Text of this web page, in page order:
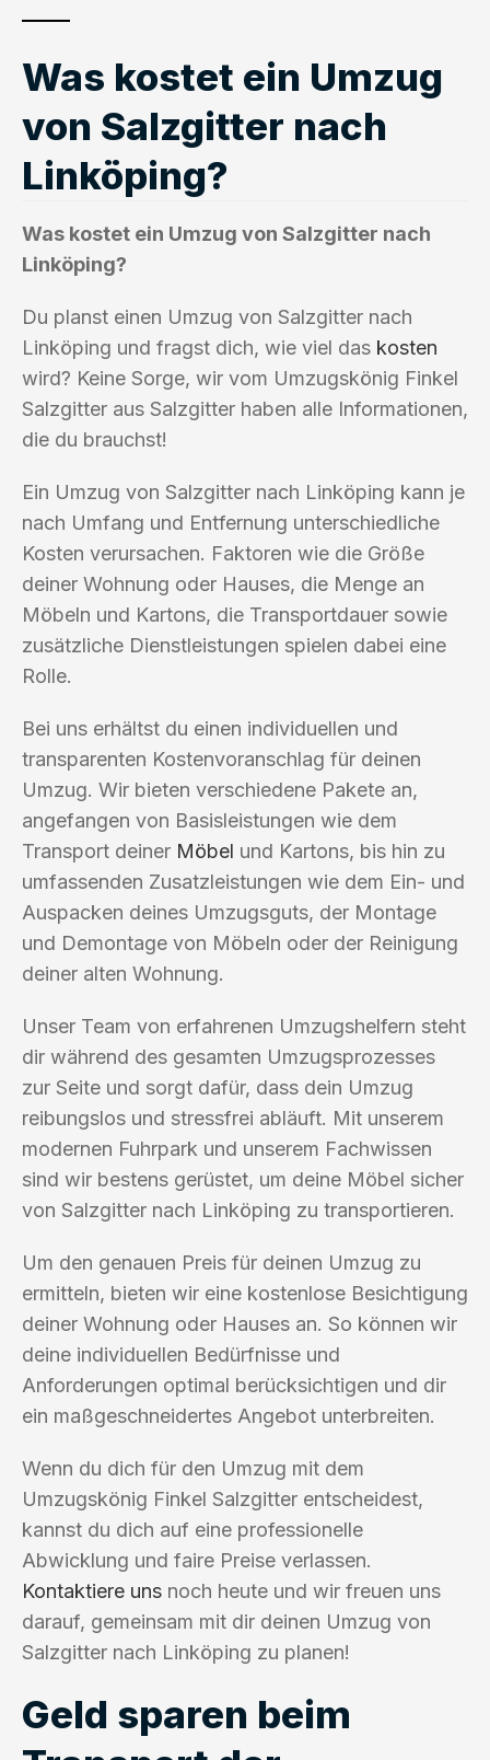
Was kostet ein Umzug
von Salzgitter nach
Linköping?
Was kostet ein Umzug von Salzgitter nach
Linköping?
Du planst einen Umzug von Salzgitter nach
Linköping und fragst dich, wie viel das kosten
wird? Keine Sorge, wir vom Umzugskönig Finkel
Salzgitter aus Salzgitter haben alle Informationen,
die du brauchst!
Ein Umzug von Salzgitter nach Linköping kann je
nach Umfang und Entfernung unterschiedliche
Kosten verursachen. Faktoren wie die Größe
deiner Wohnung oder Hauses, die Menge an
Möbeln und Kartons, die Transportdauer sowie
zusätzliche Dienstleistungen spielen dabei eine
Rolle.
Bei uns erhältst du einen individuellen und
transparenten Kostenvoranschlag für deinen
Umzug. Wir bieten verschiedene Pakete an,
angefangen von Basisleistungen wie dem
Transport deiner Möbel und Kartons, bis hin zu
umfassenden Zusatzleistungen wie dem Ein- und
Auspacken deines Umzugsguts, der Montage
und Demontage von Möbeln oder der Reinigung
deiner alten Wohnung.
Unser Team von erfahrenen Umzugshelfern steht
dir während des gesamten Umzugsprozesses
zur Seite und sorgt dafür, dass dein Umzug
reibungslos und stressfrei abläuft. Mit unserem
modernen Fuhrpark und unserem Fachwissen
sind wir bestens gerüstet, um deine Möbel sicher
von Salzgitter nach Linköping zu transportieren.
Um den genauen Preis für deinen Umzug zu
ermitteln, bieten wir eine kostenlose Besichtigung
deiner Wohnung oder Hauses an. So können wir
deine individuellen Bedürfnisse und
Anforderungen optimal berücksichtigen und dir
ein maßgeschneidertes Angebot unterbreiten.
Wenn du dich für den Umzug mit dem
Umzugskönig Finkel Salzgitter entscheidest,
kannst du dich auf eine professionelle
Abwicklung und faire Preise verlassen.
Kontaktiere uns noch heute und wir freuen uns
darauf, gemeinsam mit dir deinen Umzug von
Salzgitter nach Linköping zu planen!
Geld sparen beim